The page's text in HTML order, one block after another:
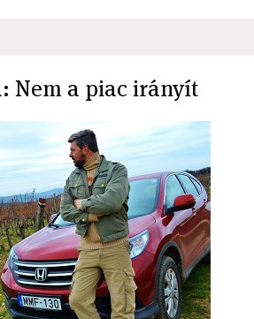
Nem a piac irányít